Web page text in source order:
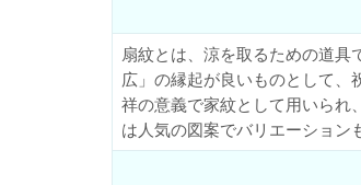
扇紋とは、涼を取るための道具
広」の縁起が良いものとして、
祥の意義で家紋として用いられ
は人気の図案でバリエーション